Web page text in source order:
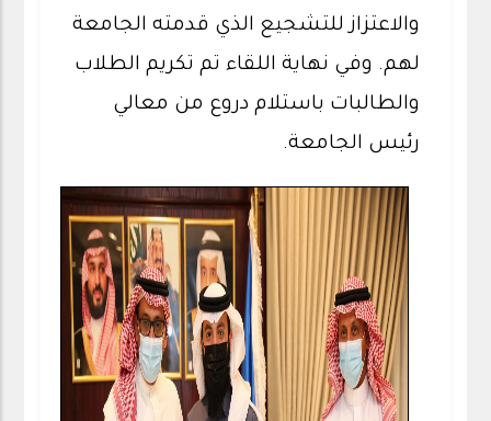
والاعتزاز للتشجيع الذي قدمته الجامعة
لهم. وفي نهاية اللقاء تم تكريم الطلاب
والطالبات باستلام دروع من معالي
رئيس الجامعة.